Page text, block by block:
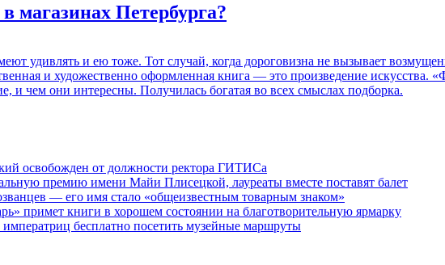
магазинах Петербурга?
удивлять и ею тоже. Тот случай, когда дороговизна не вызывает
и художественно оформленная книга — это произведение искусства.
и чем они интересны. Получилась богатая во всех смыслах подборка.
освобожден от должности ректора ГИТИСа
премию имени Майи Плисецкой, лауреаты вместе поставят балет
— его имя стало «общеизвестным товарным знаком»
примет книги в хорошем состоянии на благотворительную ярмарку
императриц бесплатно посетить музейные маршруты